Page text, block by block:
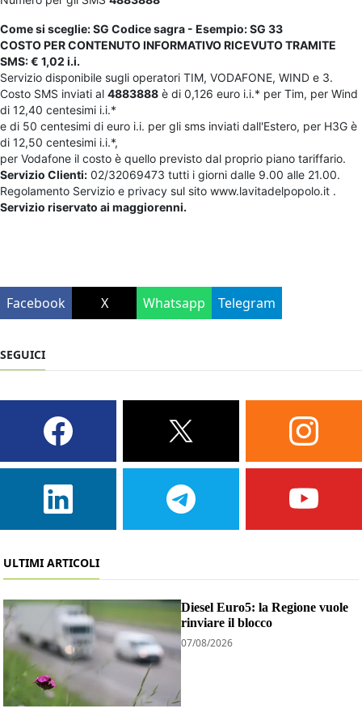
Come si sceglie: SG Codice sagra - Esempio: SG 33
COSTO PER CONTENUTO INFORMATIVO RICEVUTO TRAMITE
SMS: € 1,02 i.i.
Servizio disponibile sugli operatori TIM, VODAFONE, WIND e 3.
Costo SMS inviati al 4883888 è di 0,126 euro i.i.* per Tim, per Wind
di 12,40 centesimi i.i.*
e di 50 centesimi di euro i.i. per gli sms inviati dall'Estero, per H3G è
di 12,50 centesimi i.i.*,
per Vodafone il costo è quello previsto dal proprio piano tariffario.
Servizio Clienti: 02/32069473 tutti i giorni dalle 9.00 alle 21.00.
Regolamento Servizio e privacy sul sito www.lavitadelpopolo.it .
Servizio riservato ai maggiorenni.
Facebook X Whatsapp Telegram
SEGUICI
ULTIMI ARTICOLI
Diesel Euro5: la Regione vuole
rinviare il blocco
07/08/2026